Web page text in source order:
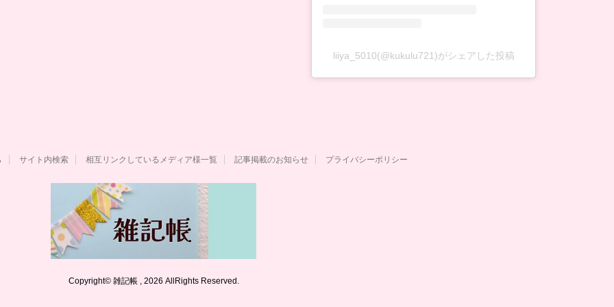
liiya_5010(@kukulu721)がシェアした投稿
サイト内検索 相互リンクしているメディア様一覧 記事掲載のお知らせ プライバシーポリシー
Copyright© 雑記帳 , 2026 AllRights Reserved.